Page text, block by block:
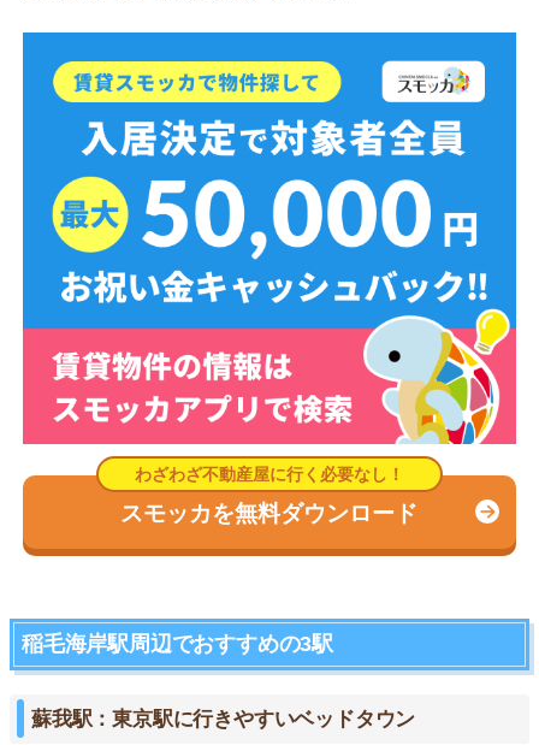
スモッカを無料ダウンロード
稲毛海岸駅周辺でおすすめの3駅
蘇我駅：東京駅に行きやすいベッドタウン